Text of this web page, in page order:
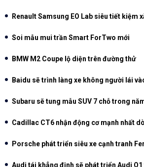
Renault Samsung EO Lab siêu tiết kiệm
Soi mẫu mui trần Smart ForTwo mới
BMW M2 Coupe lộ diện trên đường thử
Baidu sẽ trình làng xe không người lái
Subaru sẽ tung mẫu SUV 7 chỗ trong
Cadillac CT6 nhận động cơ mạnh nhất
Porsche phát triển siêu xe cạnh tranh
Audi tái khẳng định sẽ phát triển Audi Q1